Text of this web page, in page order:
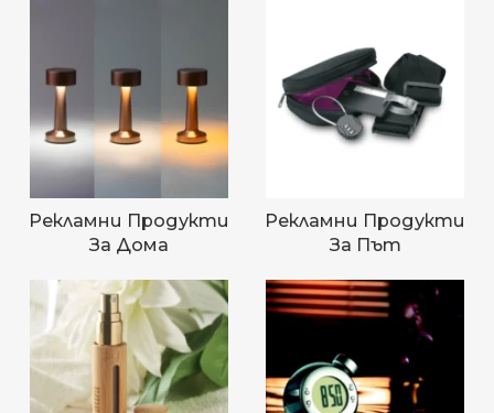
Рекламни Продукти
За Дома
Рекламни Продукти
За Път